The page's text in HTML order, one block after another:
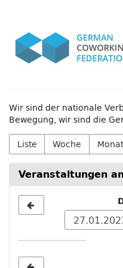
Inhalt
springen
German
Coworking
Federation
e.V.
Wir sind der nationale
Bewegung, wir sind die
Liste
Woche Monat
Veranstaltungen
zur
Anzeige